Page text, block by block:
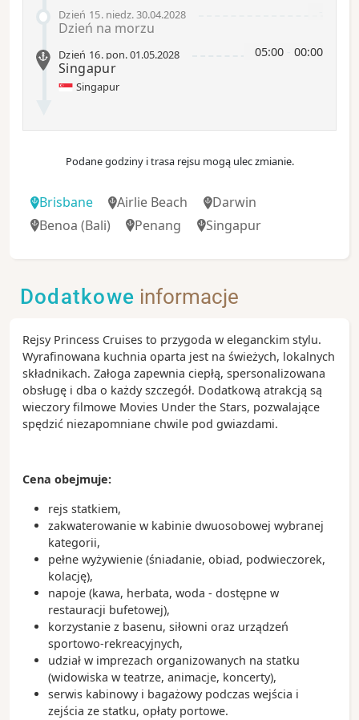
Dzień 15. niedz.30.04.2028
Dzień na morzu
05:00 00:00
Dzień 16. pon.01.05.2028
Singapur
Singapur
Podane godziny i trasa rejsu mogą ulec zmianie.
Brisbane Airlie Beach
Darwin
Benoa (Bali) Penang Singapur
Dodatkowe informacje
Rejsy Princess Cruises to przygoda w eleganckim stylu.
Wyrafinowana kuchnia oparta jest na świeżych, lokalnych
składnikach. Załoga zapewnia ciepłą, spersonalizowana
obsługę i dba o każdy szczegół. Dodatkową atrakcją są
wieczory filmowe Movies Under the Stars, pozwalające
spędzić niezapomniane chwile pod gwiazdami.
Cena obejmuje:
rejs statkiem,
zakwaterowanie w kabinie dwuosobowej wybranej
kategorii,
pełne wyżywienie (śniadanie, obiad, podwieczorek,
kolację),
napoje (kawa, herbata, woda - dostępne w
restauracji bufetowej),
korzystanie z basenu, siłowni oraz urządzeń
sportowo-rekreacyjnych,
udział w imprezach organizowanych na statku
(widowiska w teatrze, animacje, koncerty),
serwis kabinowy i bagażowy podczas wejścia i
zejścia ze statku, opłaty portowe.